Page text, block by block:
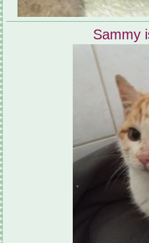
Sammy